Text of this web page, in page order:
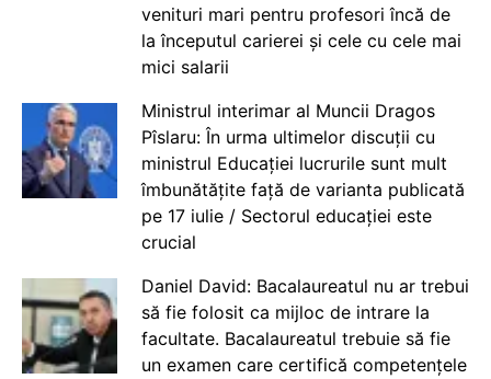
venituri mari pentru profesori încă de
la începutul carierei și cele cu cele mai
mici salarii
Ministrul interimar al Muncii Dragos
Pîslaru: În urma ultimelor discuții cu
ministrul Educației lucrurile sunt mult
îmbunătățite față de varianta publicată
pe 17 iulie / Sectorul educației este
crucial
Daniel David: Bacalaureatul nu ar trebui
să fie folosit ca mijloc de intrare la
facultate. Bacalaureatul trebuie să fie
un examen care certifică competențele